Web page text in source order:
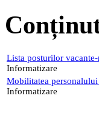
Lista posturilor
Informatizare
Mobilitatea
Informatizare